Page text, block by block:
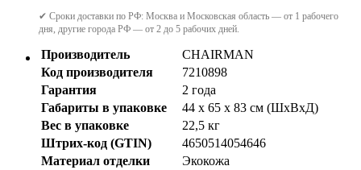
✔ Сроки доставки по РФ: Москва и Московская область — от 1 рабочего
дня, другие города РФ — от 2 до 5 рабочих дней.
Производитель
CHAIRMAN
Код производителя
7210898
Гарантия
2 года
Габариты в упаковке
44 x 65 x 83 см (ШхВхД)
Вес в упаковке
22,5 кг
Штрих-код (GTIN)
4650514054646
Материал отделки
Экокожа